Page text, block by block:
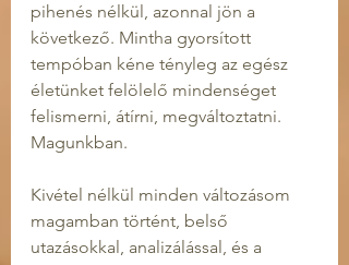
pihenés nélkül, azonnal jön a
következő. Mintha gyorsított
tempóban kéne tényleg az egész
életünket felölelő mindenséget
felismerni, átírni, megváltoztatni.
Magunkban.
Kivétel nélkül minden változásom
magamban történt, belső
utazásokkal, analizálással, és a